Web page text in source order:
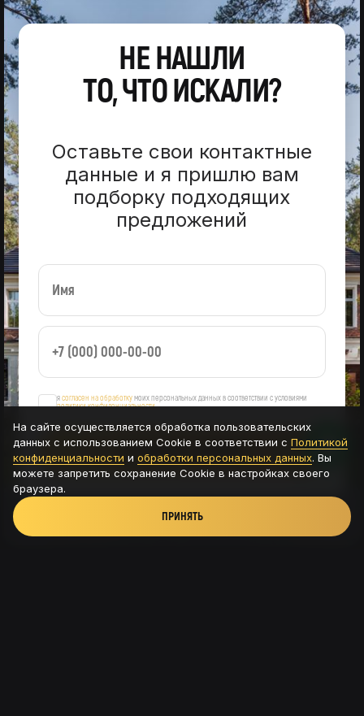
НЕ НАШЛИ
ТО, ЧТО ИСКАЛИ?
Оставьте свои контактные
данные и я пришлю вам
подборку подходящих
предложений
ясогласен на обработкумоих персональных данных в соответствии с условиями
политики конфиденциальности
ОСТАВИТЬ ЗАЯВКУ
На сайте осуществляется обработка пользовательских
данных с использованием Cookie в соответствии с Политикой
конфиденциальности и обработки персональных данных. Вы
можете запретить сохранение Cookie в настройках своего
браузера.
ПРИНЯТЬ